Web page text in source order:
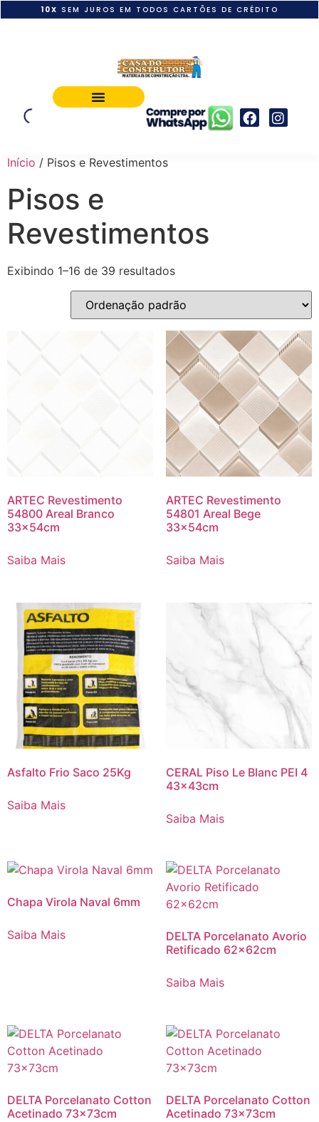
10X SEM JUROS EM TODOS CARTÕES DE CRÉDITO
Início / Pisos e Revestimentos
Pisos e
Revestimentos
Exibindo 1–16 de 39 resultados
ARTEC Revestimento
54800 Areal Branco
33x54cm
Saiba Mais
ARTEC Revestimento
54801 Areal Bege
33x54cm
Saiba Mais
Asfalto Frio Saco 25Kg
Saiba Mais
CERAL Piso Le Blanc PEI 4
43x43cm
Saiba Mais
Chapa Virola Naval 6mm
Saiba Mais
DELTA Porcelanato Avorio
Retificado 62x62cm
Saiba Mais
DELTA Porcelanato Cotton
Acetinado 73x73cm
DELTA Porcelanato Cotton
Acetinado 73x73cm